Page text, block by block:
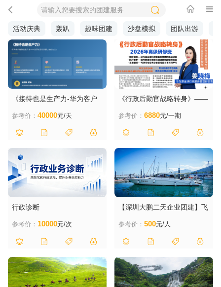
活动庆典 轰趴 趣味团建 沙盘模拟 团队出游
《接待也是生产力-华为客户
参考价： 40000元/天
《行政后勤官战略转身》——
参考价：6880元/一期
行政诊断
参考价： 10000元/次
【深圳大鹏二天企业团建】飞
盘主题、豪华游艇出海、酒店
参考价：500元/人